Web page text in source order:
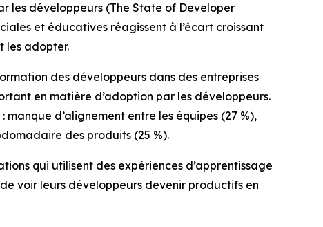
les développeurs (The State of Developer
et éducatives réagissent à l’écart croissant
les adopter.
des développeurs dans des entreprises
en matière d’adoption par les développeurs.
d’alignement entre les équipes (27 %),
des produits (25 %).
qui utilisent des expériences d’apprentissage
voir leurs développeurs devenir productifs en